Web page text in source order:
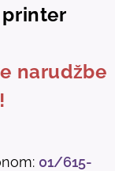
printer
narudžbe
01/615-